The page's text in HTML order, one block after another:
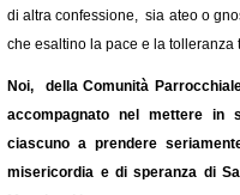
di altra confessione, sia ateo o
che esaltino la pace e la tolleranza
Noi, della Comunità
accompagnato nel mettere in
ciascuno a prendere
misericordia e di speranza di